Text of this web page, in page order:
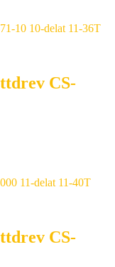
CS-
CS-